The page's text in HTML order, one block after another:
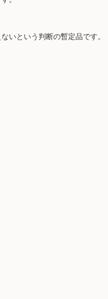
いという判断の暫定品です。